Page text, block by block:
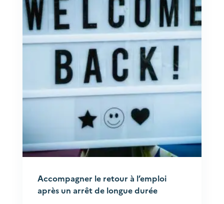
Accompagner le retour à l’emploi
après un arrêt de longue durée